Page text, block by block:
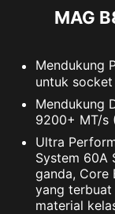
MAG
Mendukung
untuk socket
Mendukung
9200+ MT/s
Ultra
System 60A
ganda, Core
yang
material